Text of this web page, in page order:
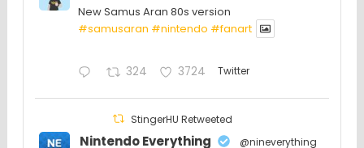
New Samus Aran 80s version
#samusaran #nintendo #fanartㅤㅤㅤㅤ
324 3724 Twitter
StingerHU Retweeted
Nintendo Everything
@nineverything